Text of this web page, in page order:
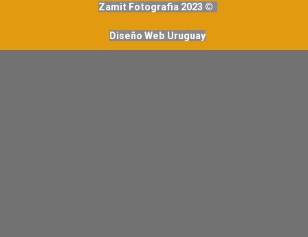
Zamit Fotografia 2023 ©
Diseño Web Uruguay